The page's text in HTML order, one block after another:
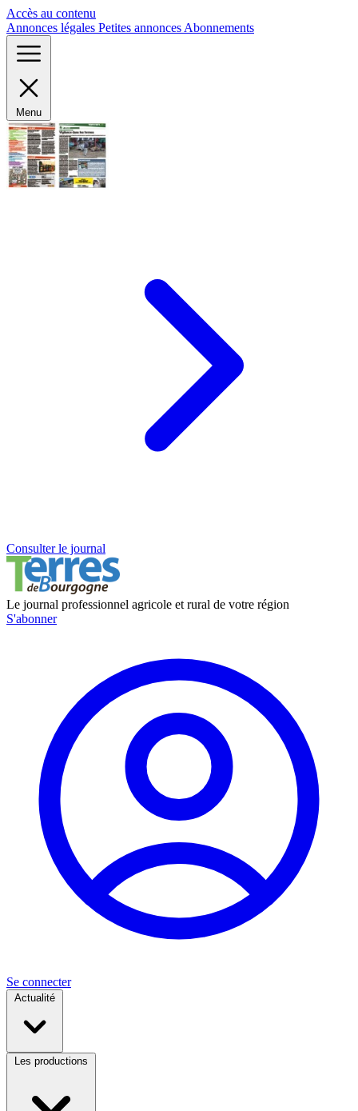
Accès au contenu
Annonces légales Petites annonces Abonnements
Menu
Consulter le journal
Le journal professionnel agricole et rural de votre région
S'abonner
Se connecter
Actualité
Les productions
Panneau de gestion des cookies